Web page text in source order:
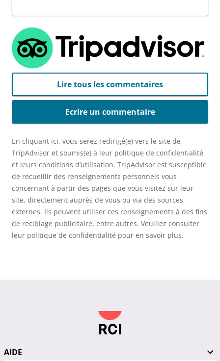
Lire tous les commentaires
Ecrire un commentaire
En cliquant ici, vous serez redirigé(e) vers le site de
TripAdvisor et soumis(e) à leur politique de confidentialité
et leurs conditions d’utilisation. TripAdvisor est susceptible
de recueillir des renseignements personnels vous
concernant à partir des pages que vous visitez sur leur
site, directement auprès de vous ou via des sources
externes. Ils peuvent utiliser ces renseignements à des fins
de reciblage publicitaire, entre autres. Veuillez consulter
leur politique de confidentialité pour en savoir plus.
AIDE